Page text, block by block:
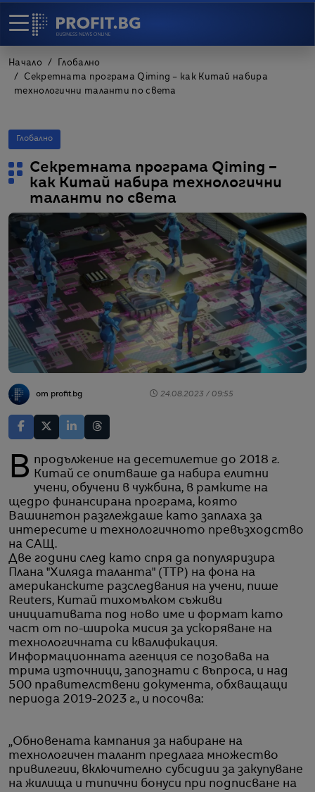
Начало
Глобално
Секретната програма Qiming – как Китай набира
технологични таланти по света
Глобално
Секретната програма Qiming –
как Китай набира технологични
таланти по света
от profit.bg 24.08.2023 / 09:55
В продължение на десетилетие до 2018 г.
Китай се опитваше да набира елитни
учени, обучени в чужбина, в рамките на
щедро финансирана програма, която
Вашингтон разглеждаше като заплаха за
интересите и технологичното превъзходство
на САЩ.
Две години след като спря да популяризира
Плана "Хиляда таланта" (ТТP) на фона на
американските разследвания на учени, пише
Reuters, Китай тихомълком съживи
инициативата под ново име и формат като
част от по-широка мисия за ускоряване на
технологичната си квалификация.
Информационната агенция се позовава на
трима източници, запознати с въпроса, и над
500 правителствени документа, обхващащи
периода 2019-2023 г., и посочва:
„Обновената кампания за набиране на
технологичен талант предлага множество
привилегии, включително субсидии за закупуване
на жилища и типични бонуси при подписване на